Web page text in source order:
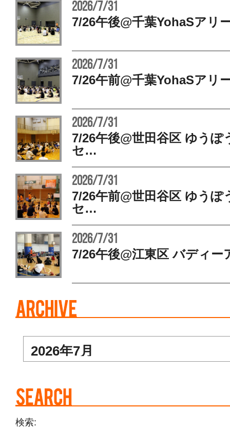
2026/7/31
7/26午後@千葉YohaSア
2026/7/31
7/26午前@千葉YohaSア
2026/7/31
7/26午後@世田谷区 ゆうぽ
セ…
2026/7/31
7/26午前@世田谷区 ゆうぽ
セ…
2026/7/31
7/26午後@江東区 バディ
検索: